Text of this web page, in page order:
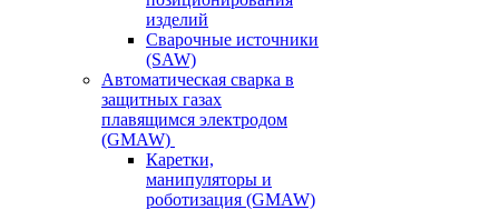
изделий
Сварочные источники
(SAW)
Автоматическая сварка в
защитных газах
плавящимся электродом
(GMAW)
Каретки,
манипуляторы и
роботизация (GMAW)